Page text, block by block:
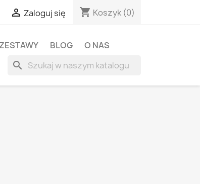
 Zaloguj się shopping_cart Koszyk (0)
ZESTAWY BLOG O NAS
search